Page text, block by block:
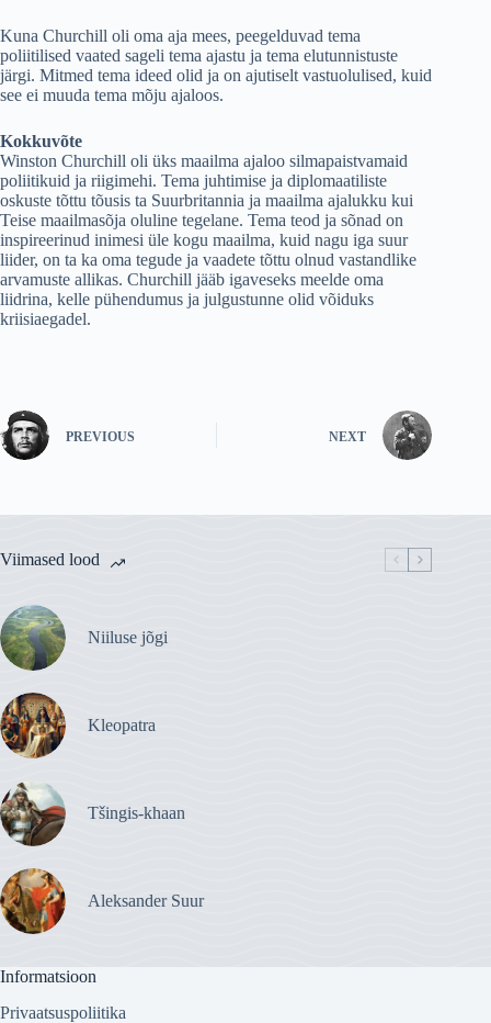
Kuna Churchill oli oma aja mees, peegelduvad tema
poliitilised vaated sageli tema ajastu ja tema elutunnistuste
järgi. Mitmed tema ideed olid ja on ajutiselt vastuolulised, kuid
see ei muuda tema mõju ajaloos.
Kokkuvõte
Winston Churchill oli üks maailma ajaloo silmapaistvamaid
poliitikuid ja riigimehi. Tema juhtimise ja diplomaatiliste
oskuste tõttu tõusis ta Suurbritannia ja maailma ajalukku kui
Teise maailmasõja oluline tegelane. Tema teod ja sõnad on
inspireerinud inimesi üle kogu maailma, kuid nagu iga suur
liider, on ta ka oma tegude ja vaadete tõttu olnud vastandlike
arvamuste allikas. Churchill jääb igaveseks meelde oma
liidrina, kelle pühendumus ja julgustunne olid võiduks
kriisiaegadel.
PREVIOUS NEXT
Viimased lood
Niiluse jõgi
Kleopatra
Tšingis-khaan
Aleksander Suur
Informatsioon
Privaatsuspoliitika